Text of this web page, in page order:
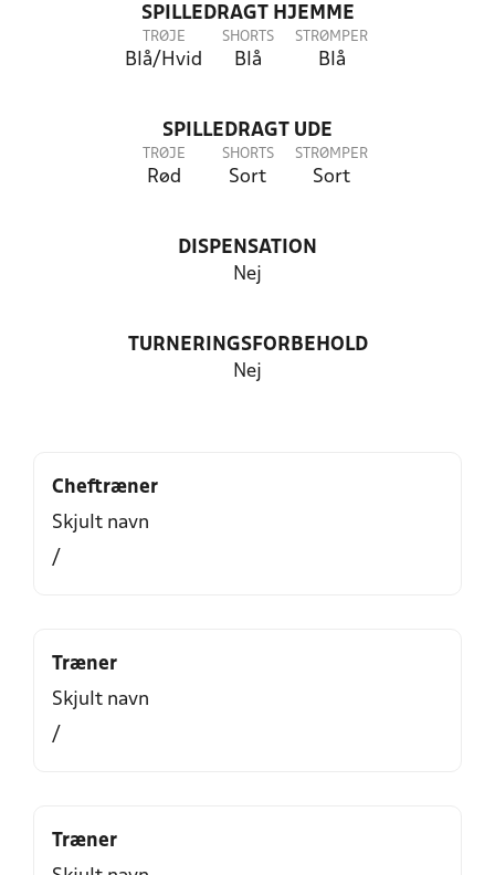
SPILLEDRAGT HJEMME
TRØJE
Blå/Hvid
SHORTS
Blå
STRØMPER
Blå
SPILLEDRAGT UDE
TRØJE
Rød
SHORTS
Sort
STRØMPER
Sort
DISPENSATION
Nej
TURNERINGSFORBEHOLD
Nej
Cheftræner
Skjult navn
/
Træner
Skjult navn
/
Træner